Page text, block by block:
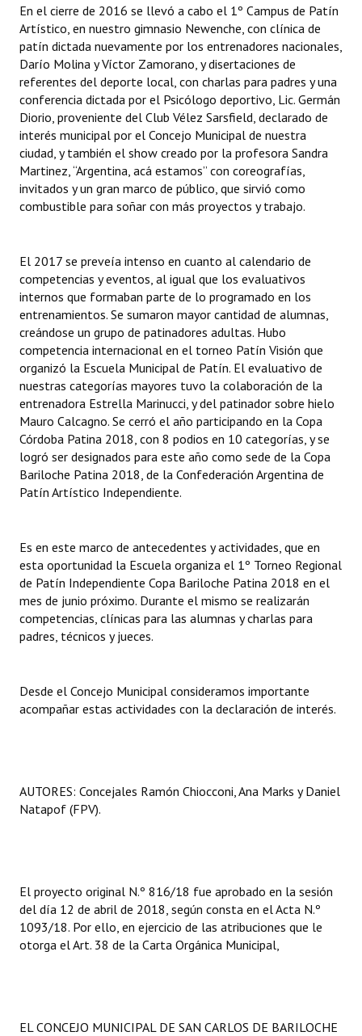
En el cierre de 2016 se llevó a cabo el 1º Campus de Patín
Artístico, en nuestro gimnasio Newenche, con clínica de
patín dictada nuevamente por los entrenadores nacionales,
Darío Molina y Víctor Zamorano, y disertaciones de
referentes del deporte local, con charlas para padres y una
conferencia dictada por el Psicólogo deportivo, Lic. Germán
Diorio, proveniente del Club Vélez Sarsfield, declarado de
interés municipal por el Concejo Municipal de nuestra
ciudad, y también el show creado por la profesora Sandra
Martinez, “Argentina, acá estamos” con coreografías,
invitados y un gran marco de público, que sirvió como
combustible para soñar con más proyectos y trabajo.
El 2017 se preveía intenso en cuanto al calendario de
competencias y eventos, al igual que los evaluativos
internos que formaban parte de lo programado en los
entrenamientos. Se sumaron mayor cantidad de alumnas,
creándose un grupo de patinadores adultas. Hubo
competencia internacional en el torneo Patín Visión que
organizó la Escuela Municipal de Patín. El evaluativo de
nuestras categorías mayores tuvo la colaboración de la
entrenadora Estrella Marinucci, y del patinador sobre hielo
Mauro Calcagno. Se cerró el año participando en la Copa
Córdoba Patina 2018, con 8 podios en 10 categorías, y se
logró ser designados para este año como sede de la Copa
Bariloche Patina 2018, de la Confederación Argentina de
Patín Artístico Independiente.
Es en este marco de antecedentes y actividades, que en
esta oportunidad la Escuela organiza el 1º Torneo Regional
de Patín Independiente Copa Bariloche Patina 2018 en el
mes de junio próximo. Durante el mismo se realizarán
competencias, clínicas para las alumnas y charlas para
padres, técnicos y jueces.
Desde el Concejo Municipal consideramos importante
acompañar estas actividades con la declaración de interés.
AUTORES: Concejales Ramón Chiocconi, Ana Marks y Daniel
Natapof (FPV).
El proyecto original N.º 816/18 fue aprobado en la sesión
del día 12 de abril de 2018, según consta en el Acta N.º
1093/18. Por ello, en ejercicio de las atribuciones que le
otorga el Art. 38 de la Carta Orgánica Municipal,
EL CONCEJO MUNICIPAL DE SAN CARLOS DE BARILOCHE